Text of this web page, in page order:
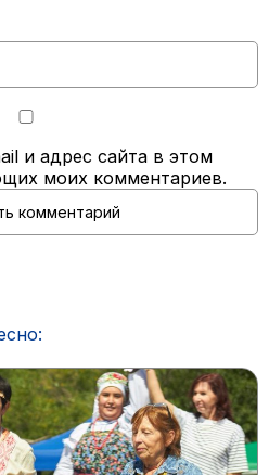
и адрес сайта в этом
моих комментариев.